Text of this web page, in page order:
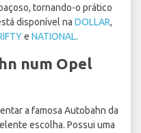
tornando-o prático
disponível na DOLLAR,
e NATIONAL.
num Opel
a famosa Autobahn da
escolha. Possui uma